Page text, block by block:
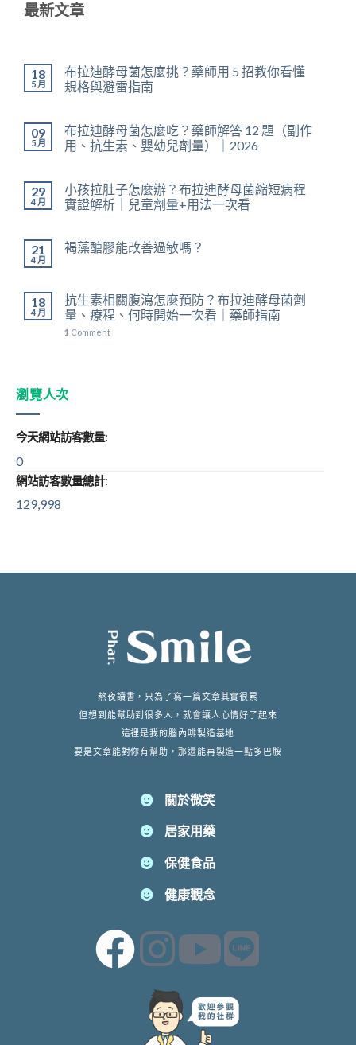
最新文章
18
5 月
布拉迪酵母菌怎麼挑？藥師用 5 招教你看懂
規格與避雷指南
09
5 月
布拉迪酵母菌怎麼吃？藥師解答 12 題（副作
用、抗生素、嬰幼兒劑量）｜2026
29
4 月
小孩拉肚子怎麼辦？布拉迪酵母菌縮短病程
實證解析｜兒童劑量+用法一次看
21
4 月
褐藻醣膠能改善過敏嗎？
18
4 月
抗生素相關腹瀉怎麼預防？布拉迪酵母菌劑
量、療程、何時開始一次看｜藥師指南
1 Comment
瀏覽人次
今天網站訪客數量:
0
網站訪客數量總計:
129,998
熬夜讀書，只為了寫一篇文章其實很累
但想到能幫助到很多人，就會讓人心情好了起來
這裡是我的腦內啡製造基地
要是文章能對你有幫助，那還能再製造一點多巴胺
關於微笑
居家用藥
保健食品
健康觀念